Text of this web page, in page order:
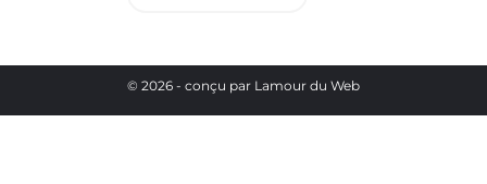
© 2026 - conçu par Lamour du Web